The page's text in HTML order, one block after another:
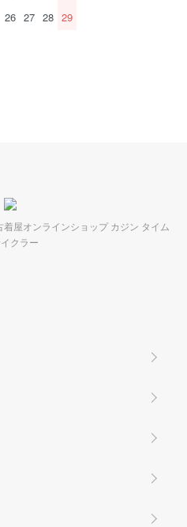
26 27 28 29
屋オンラインショップ カジン タイム
クラー